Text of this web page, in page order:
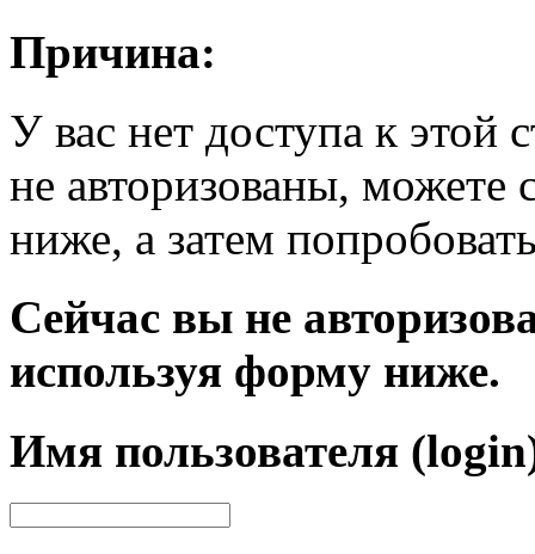
Причина:
У вас нет доступа к
не авторизованы, можете
ниже, а затем
Сейчас вы не
используя форму ниже.
Имя пользователя